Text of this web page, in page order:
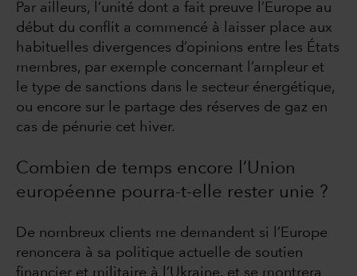
Par ailleurs, l’unité dont a fait preuve l’Europe au
début du conflit a commencé à laisser place aux
habituelles divergences d’opinions entre les États
membres, par exemple concernant l’ampleur et
le type de sanctions dans le secteur énergétique,
ou encore sur le partage des réserves de gaz en
cas de pénurie cet hiver.
Combien de temps encore l’Union
européenne pourra-t-elle rester unie ?
De nombreux clients me demandent si l’Europe
renoncera à sa politique actuelle de soutien
financier et militaire à l’Ukraine, et se montrera